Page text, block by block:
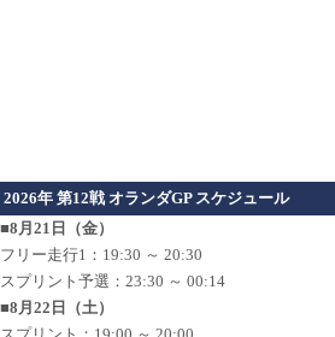
2026年 第12戦 オランダGP スケジュール
■8月21日（金）
フリー走行1：19:30 ～ 20:30
スプリント予選：23:30 ～ 00:14
■8月22日（土）